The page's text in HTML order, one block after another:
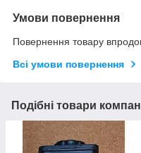
Умови повернення
Повернення товару
Всі умови повернення
Подібні товари